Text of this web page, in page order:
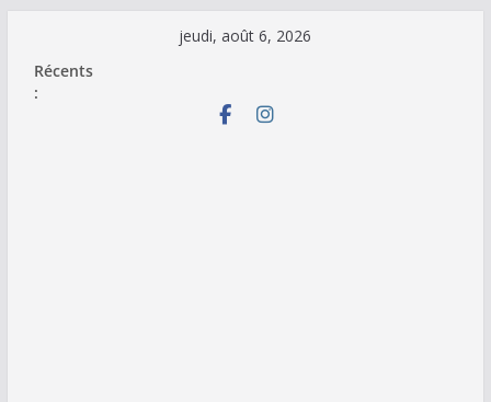
contenu
jeudi, août 6, 2026
Récents
: